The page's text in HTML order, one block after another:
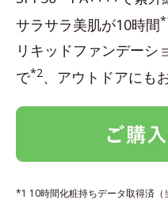
サラサラ美肌が10時間
リキッドファンデーシ
で*2、アウトドアにも
*1 10時間化粧持ちデータ取得済（